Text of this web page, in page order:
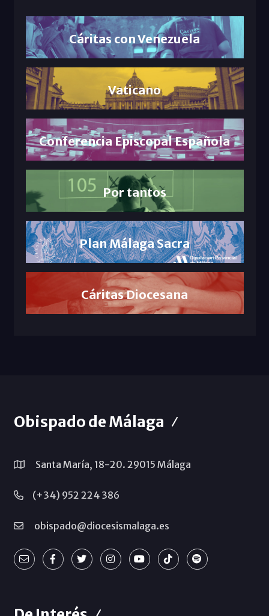
Cáritas con Venezuela
Vaticano
Conferencia Episcopal Española
Por tantos
Plan Málaga Sacra
Cáritas Diocesana
Obispado de Málaga
Santa María, 18-20. 29015 Málaga
(+34) 952 224 386
obispado@diocesismalaga.es